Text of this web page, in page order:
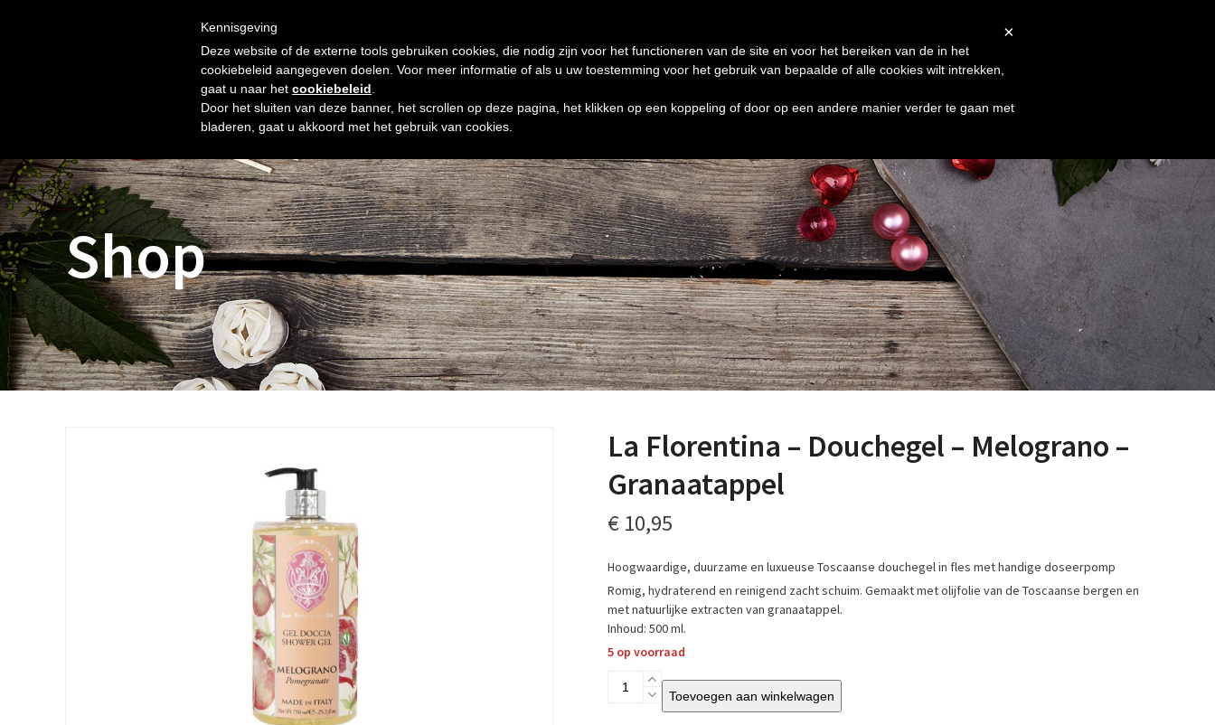
NIEUW OVER ONS
Shop
La Florentina – Douchegel – Melograno –
Granaatappel
€ 10,95
Hoogwaardige, duurzame en luxueuse Toscaanse douchegel in fles met handige doseerpomp
Romig, hydraterend en reinigend zacht schuim. Gemaakt met olijfolie van de Toscaanse bergen en
met natuurlijke extracten van granaatappel.
Inhoud: 500 ml.
5 op voorraad
Florentina
Toevoegen aan winkelwagen
×
Kennisgeving
Deze website of de externe tools gebruiken cookies, die nodig zijn voor het functioneren van de site en voor het bereiken van de in het
cookiebeleid aangegeven doelen. Voor meer informatie of als u uw toestemming voor het gebruik van bepaalde of alle cookies wilt intrekken,
gaat u naar het cookiebeleid
Door het sluiten van deze banner, het scrollen op deze pagina, het klikken op een koppeling of door op een andere manier verder te gaan met
bladeren, gaat u akkoord met het gebruik van cookies.